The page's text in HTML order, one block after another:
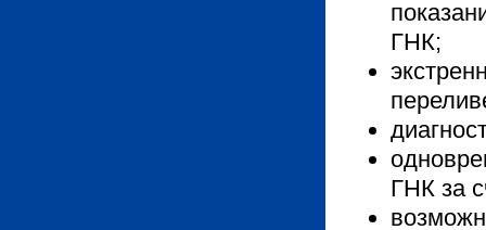
ГНК;
ГНК за